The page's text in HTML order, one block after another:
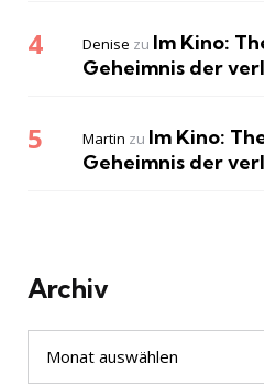
Denise zu Im Kino:
Geheimnis der
Martin zu Im Kino:
Geheimnis der
Archiv
Archiv